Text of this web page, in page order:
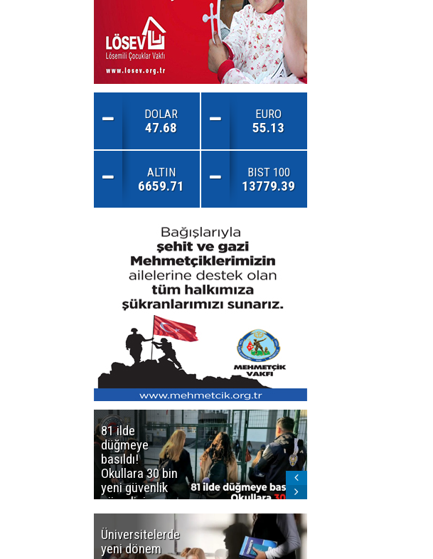
DOLAR
47.68
EURO
55.13
ALTIN
6659.71
BIST 100
13779.39
81 ilde
düğmeye
basıldı!
Okullara 30 bin
yeni güvenlik
görevlisi
Üniversitelerde
yeni dönem